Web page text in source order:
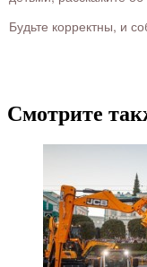
Будьте корректны, и
Смотрите